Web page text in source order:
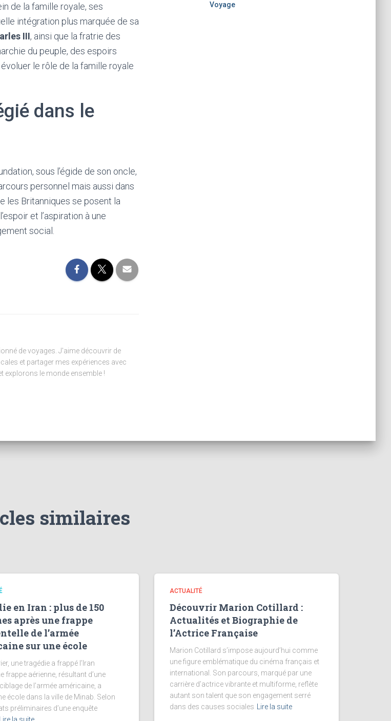
de la famille royale, ses
intégration plus marquée de sa
III, ainsi que la fratrie des
du peuple, des espoirs
le rôle de la famille royale
dans le
sous l’égide de son oncle,
personnel mais aussi dans
les Britanniques se posent la
et l’aspiration à une
social.
de voyages. J'aime découvrir de
et partager mes expériences avec
explorons le monde ensemble !
Voyage
similaires
en Iran : plus de 150
après une frappe
de l’armée
sur une école
une tragédie a frappé l’Iran
frappe aérienne, résultant d’une
de l’armée américaine, a
école dans la ville de Minab. Selon
préliminaires d’une enquête
ACTUALITÉ
Découvrir Marion Cotillard :
Actualités et Biographie de
l’Actrice Française
Marion Cotillard s’impose aujourd’hui comme
une figure emblématique du cinéma français et
international. Son parcours, marqué par une
carrière d’actrice vibrante et multiforme, reflète
autant son talent que son engagement serré
dans des causes sociales
Lire la suite